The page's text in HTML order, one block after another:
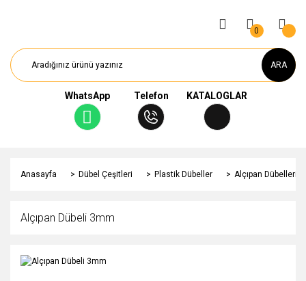
ARA
WhatsApp Telefon KATALOGLAR
0
Anasayfa Dübel Çeşitleri Plastik Dübeller Alçıpan Dübelleri
Alçıpan Dübeli 3mm